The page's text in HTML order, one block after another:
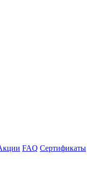
FAQ Сертификаты